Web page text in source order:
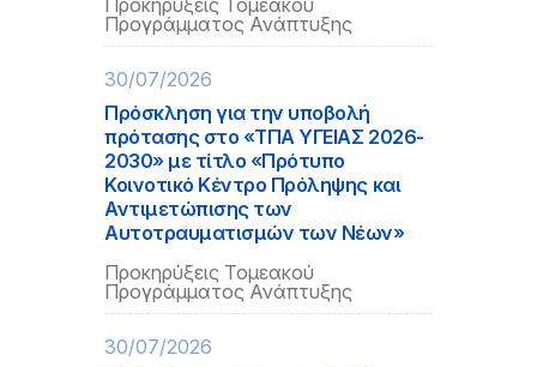
Προκηρύξεις Τομεακού
Προγράμματος Ανάπτυξης
30/07/2026
Πρόσκληση για την υποβολή
πρότασης στο «ΤΠΑ ΥΓΕΙΑΣ 2026-
2030» με τίτλο «Πρότυπο
Κοινοτικό Κέντρο Πρόληψης και
Αντιμετώπισης των
Αυτοτραυματισμών των Νέων»
Προκηρύξεις Τομεακού
Προγράμματος Ανάπτυξης
30/07/2026